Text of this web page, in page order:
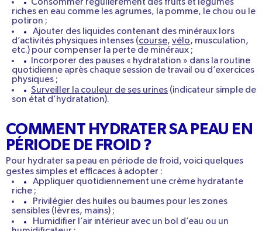
Consommer régulièrement des fruits et légumes
riches en eau comme les agrumes, la pomme, le chou ou le
potiron ;
Ajouter des liquides contenant des minéraux lors
d’activités physiques intenses (course, vélo, musculation,
etc.) pour compenser la perte de minéraux ;
Incorporer des pauses « hydratation » dans la routine
quotidienne après chaque session de travail ou d’exercices
physiques ;
Surveiller la couleur de ses urines (indicateur simple de
son état d’hydratation).
COMMENT HYDRATER SA PEAU EN
PÉRIODE DE FROID ?
Pour hydrater sa peau en période de froid, voici quelques
gestes simples et efficaces à adopter :
Appliquer quotidiennement une crème hydratante
riche ;
Privilégier des huiles ou baumes pour les zones
sensibles (lèvres, mains) ;
Humidifier l’air intérieur avec un bol d’eau ou un